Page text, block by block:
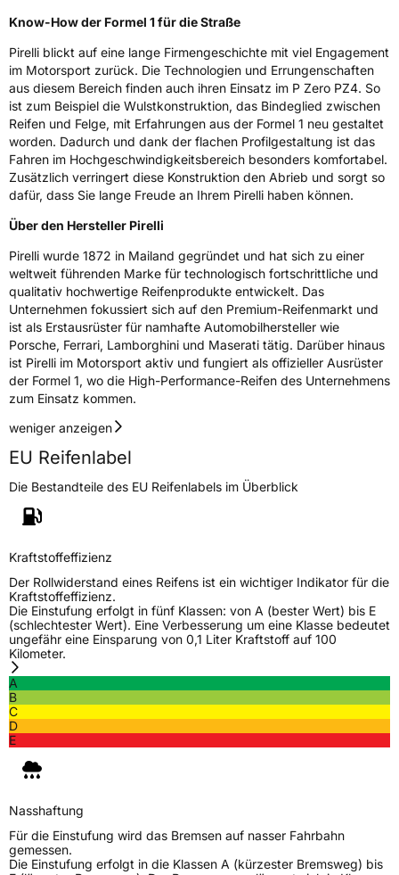
Know-How der Formel 1 für die Straße
Pirelli blickt auf eine lange Firmengeschichte mit viel Engagement
im Motorsport zurück. Die Technologien und Errungenschaften
aus diesem Bereich finden auch ihren Einsatz im P Zero PZ4. So
ist zum Beispiel die Wulstkonstruktion, das Bindeglied zwischen
Reifen und Felge, mit Erfahrungen aus der Formel 1 neu gestaltet
worden. Dadurch und dank der flachen Profilgestaltung ist das
Fahren im Hochgeschwindigkeitsbereich besonders komfortabel.
Zusätzlich verringert diese Konstruktion den Abrieb und sorgt so
dafür, dass Sie lange Freude an Ihrem Pirelli haben können.
Über den Hersteller Pirelli
Pirelli wurde 1872 in Mailand gegründet und hat sich zu einer
weltweit führenden Marke für technologisch fortschrittliche und
qualitativ hochwertige Reifenprodukte entwickelt. Das
Unternehmen fokussiert sich auf den Premium-Reifenmarkt und
ist als Erstausrüster für namhafte Automobilhersteller wie
Porsche, Ferrari, Lamborghini und Maserati tätig. Darüber hinaus
ist Pirelli im Motorsport aktiv und fungiert als offizieller Ausrüster
der Formel 1, wo die High-Performance-Reifen des Unternehmens
zum Einsatz kommen.
weniger anzeigen
EU Reifenlabel
Die Bestandteile des EU Reifenlabels im Überblick
Kraftstoffeffizienz
Der Rollwiderstand eines Reifens ist ein wichtiger Indikator für die
Kraftstoffeffizienz.
Die Einstufung erfolgt in fünf Klassen: von A (bester Wert) bis E
(schlechtester Wert). Eine Verbesserung um eine Klasse bedeutet
ungefähr eine Einsparung von 0,1 Liter Kraftstoff auf 100
Kilometer.
A
B
C
D
E
Nasshaftung
Für die Einstufung wird das Bremsen auf nasser Fahrbahn
gemessen.
Die Einstufung erfolgt in die Klassen A (kürzester Bremsweg) bis